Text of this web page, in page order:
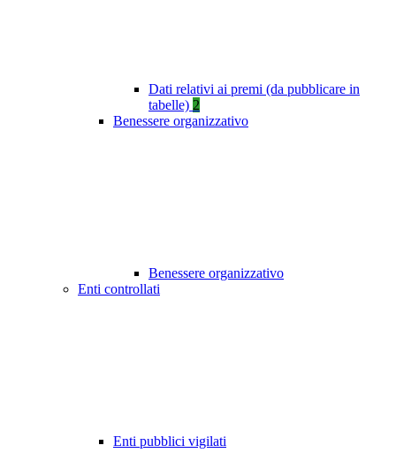
Dati relativi ai premi (da pubblicare in
tabelle) 2
Benessere organizzativo
Benessere organizzativo
Enti controllati
Enti pubblici vigilati